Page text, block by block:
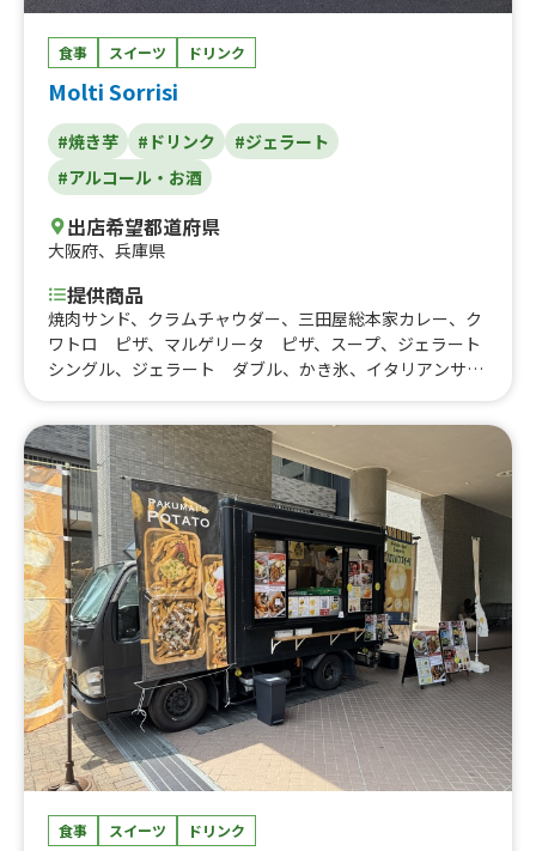
食事 スイーツ ドリンク
Molti Sorrisi
#焼き芋 #ドリンク
#ジェラート
#アルコール・お酒
出店希望都道府県
大阪府、 兵庫県
提供商品
焼肉サンド、クラムチャウダー、三田屋総本家カレー、ク
ワトロ ピザ、マルゲリータ ピザ、スープ、ジェラート
シングル、ジェラート ダブル、かき氷、イタリアンサン
セット、ホットドック コーヒーセット、チリドック、チ
リドッグ ソーダセット、チリドッグ コーヒーセット、
チーズドッグ、チーズドッグ ソーダセット、チーズドッ
グ コーヒーセット、チリチーズドッグ、チリチーズドッ
グ ソーダセット、チリチーズドッグ コーヒーセット、
チキンスティック、焼き芋、やきいも アイスのせ、焼き
芋ブリュレ、焼き芋ブリュレ アイスのせ、冷凍やきい
も、冷凍やきいも アイスのせ、コーヒー、イタリアンソ
ーダ、イタリアンクリームソーダ、ビール、ホットワイ
ン、プレミアムシルクアイス、シルクアイス
食事 スイーツ ドリンク